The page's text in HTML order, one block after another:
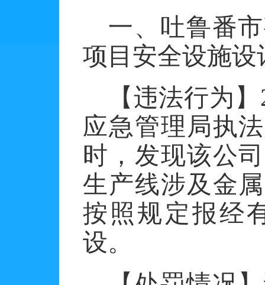
一、吐鲁番
项目安全设施
【违法行为】
应急管理局执
时，发现该公
生产线涉及金
按照规定报经
设。